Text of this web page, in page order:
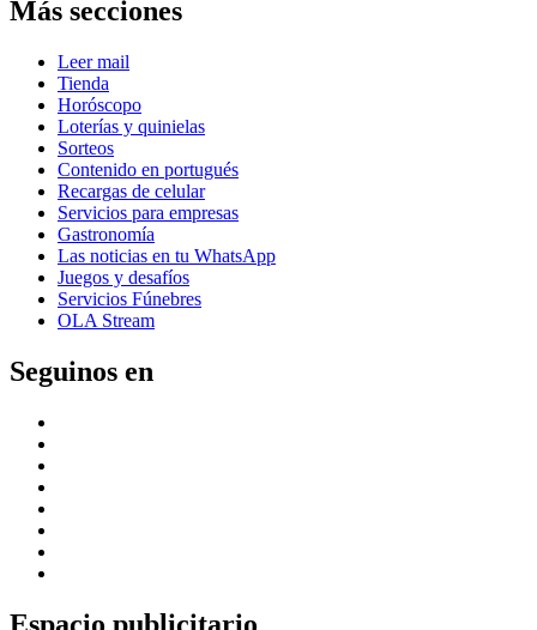
Más secciones
Leer mail
Tienda
Horóscopo
Loterías y quinielas
Sorteos
Contenido en portugués
Recargas de celular
Servicios para empresas
Gastronomía
Las noticias en tu WhatsApp
Juegos y desafíos
Servicios Fúnebres
OLA Stream
Seguinos en